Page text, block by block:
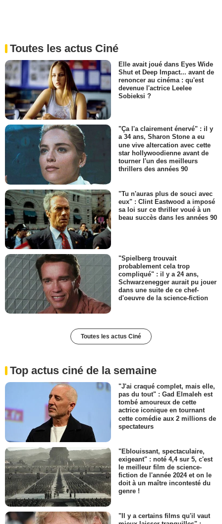
Toutes les actus Ciné
Elle avait joué dans Eyes Wide
Shut et Deep Impact... avant de
renoncer au cinéma : qu'est
devenue l'actrice Leelee
Sobieksi ?
"Ça l'a clairement énervé" : il y
a 34 ans, Sharon Stone a eu
une vive altercation avec cette
star hollywoodienne avant de
tourner l'un des meilleurs
thrillers des années 90
"Tu n'auras plus de souci avec
eux" : Clint Eastwood a imposé
sa loi sur ce thriller voué à un
beau succès dans les années 90
"Spielberg trouvait
probablement cela trop
compliqué" : il y a 24 ans,
Schwarzenegger aurait pu jouer
dans une suite de ce chef-
d'oeuvre de la science-fiction
Toutes les actus Ciné
Top actus ciné de la semaine
"J'ai craqué complet, mais elle,
pas du tout" : Gad Elmaleh est
tombé amoureux de cette
actrice iconique en tournant
cette comédie aux 2 millions de
spectateurs
"Eblouissant, spectaculaire,
exigeant" : noté 4,4 sur 5, c'est
le meilleur film de science-
fiction de l'année 2024 et on le
doit à un maître incontesté du
genre !
"Il y a certains films qu'il vaut